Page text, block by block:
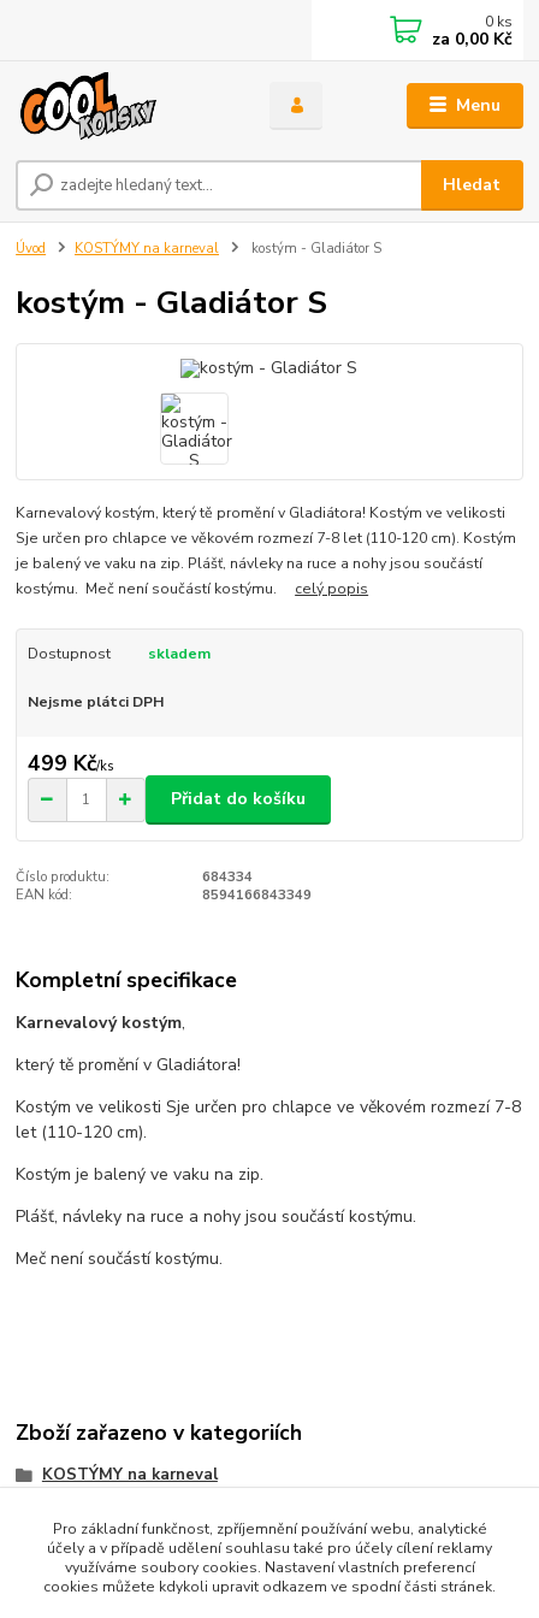
Menu
Hledat
0 ks
za 0,00 Kč
Úvod KOSTÝMY na karneval kostým - Gladiátor S
kostým - Gladiátor S
Karnevalový kostým, který tě promění v Gladiátora! Kostým ve velikosti
Sje určen pro chlapce ve věkovém rozmezí 7-8 let (110-120 cm). Kostým
je balený ve vaku na zip. Plášť, návleky na ruce a nohy jsou součástí
kostýmu. Meč není součástí kostýmu. celý popis
Dostupnost skladem
Nejsme plátci DPH
499 Kč/ks
Přidat do košíku
Číslo produktu:
684334
EAN kód:
8594166843349
Kompletní specifikace
Karnevalový kostým,
který tě promění v Gladiátora!
Kostým ve velikosti Sje určen pro chlapce ve věkovém rozmezí 7-8
let (110-120 cm).
Kostým je balený ve vaku na zip.
Plášť, návleky na ruce a nohy jsou součástí kostýmu.
Meč není součástí kostýmu.
Zboží zařazeno v kategoriích
KOSTÝMY na karneval
Pro základní funkčnost, zpříjemnění používání webu, analytické
účely a v případě udělení souhlasu také pro účely cílení reklamy
využíváme soubory cookies. Nastavení vlastních preferencí
cookies můžete kdykoli upravit odkazem ve spodní části stránek.